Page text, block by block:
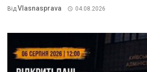
ВідVlasnasprava 04.08.2026